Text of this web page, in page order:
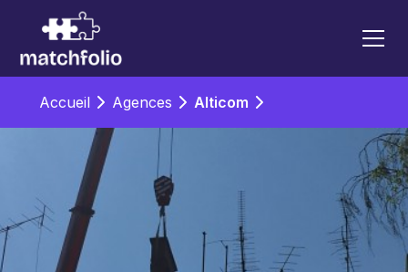
Accueil Agences Alticom